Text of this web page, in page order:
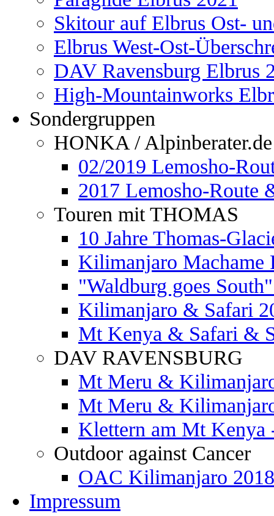
Skitour auf Elbrus Ost-
Elbrus West-Ost-
DAV Ravensburg Elbrus
High-Mountainworks
Sondergruppen
HONKA / Alpinberater.de
02/2019 Lemosho-
2017 Lemosho-Route
Touren mit THOMAS
10 Jahre Thomas-
Kilimanjaro Machame
"Waldburg goes
Kilimanjaro & Safari
Mt Kenya & Safari &
DAV RAVENSBURG
Mt Meru &
Mt Meru &
Klettern am Mt
Outdoor against Cancer
OAC Kilimanjaro 2018
Impressum